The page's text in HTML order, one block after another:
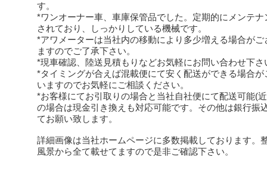
す。
*ワンオーナー車、車庫保管品でした。定期的にメンテナ
されており、しっかりしている機械です。
*アワメーターは当社内の移動により多少増える場合がご
ますのでご了承下さい。
*現車確認、陸送見積もりなどお気軽にお問い合わせ下さ
*タイミングが合えば混載便にて安く配送ができる場合が
いますのでお気軽にご相談ください。
*お客様にてお引取りの場合と当社自社便にて配送可能(
の場合は現金引き換えも対応可能です。その他は銀行振
てお願い致します。
詳細画像は当社ホームページに多数掲載しております。
風景から全て載せてますので是非ご確認下さい。